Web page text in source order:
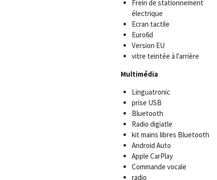
Frein de stationnement
électrique
Ecran tactile
Euro6d
Version EU
vitre teintée à l'arrière
Multimédia
Linguatronic
prise USB
Bluetooth
Radio digiatle
kit mains libres Bluetooth
Android Auto
Apple CarPlay
Commande vocale
radio